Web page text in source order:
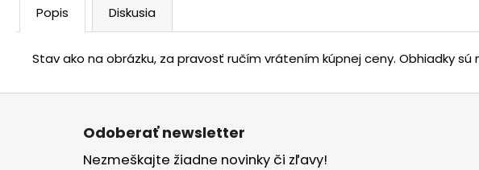
Popis Diskusia
Stav ako na obrázku, za pravosť ručím vrátením kúpnej ceny. Obhiadky sú
Z
Odoberať newsletter
Nezmeškajte žiadne novinky či zľavy!